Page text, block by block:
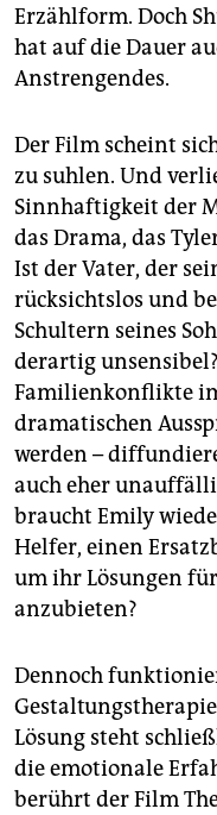
Erzählform. Doch
hat auf die Dauer
Anstrengendes.
Der Film scheint
zu suhlen. Und
Sinnhaftigkeit der
das Drama, das
Ist der Vater, der
rücksichtslos und
Schultern seines
derartig
Familienkonflikte
dramatischen
werden –
auch eher
braucht Emily
Helfer, einen
um ihr Lösungen
anzubieten?
Dennoch
Lösung steht
die emotionale
berührt der Film